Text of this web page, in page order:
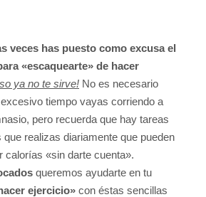
veces has puesto como excusa el
«escaquearte» de hacer
ya no te sirve! No es necesario
tiempo vayas corriendo a
pero recuerda que hay tareas
realizas diariamente que pueden
calorías «sin darte cuenta».
queremos ayudarte en tu
ejercicio» con éstas sencillas